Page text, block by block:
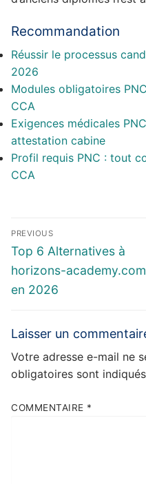
Recommandation
Réussir le processus
2026
Modules obligatoires
CCA
Exigences médicales
attestation cabine
Profil requis PNC : tout
CCA
de
l’article
PREVIOUS
Previous
post:
Top 6 Alternatives à
horizons-academy.com
en 2026
Laisser un
Votre adresse e-mail ne
obligatoires sont
COMMENTAIRE *